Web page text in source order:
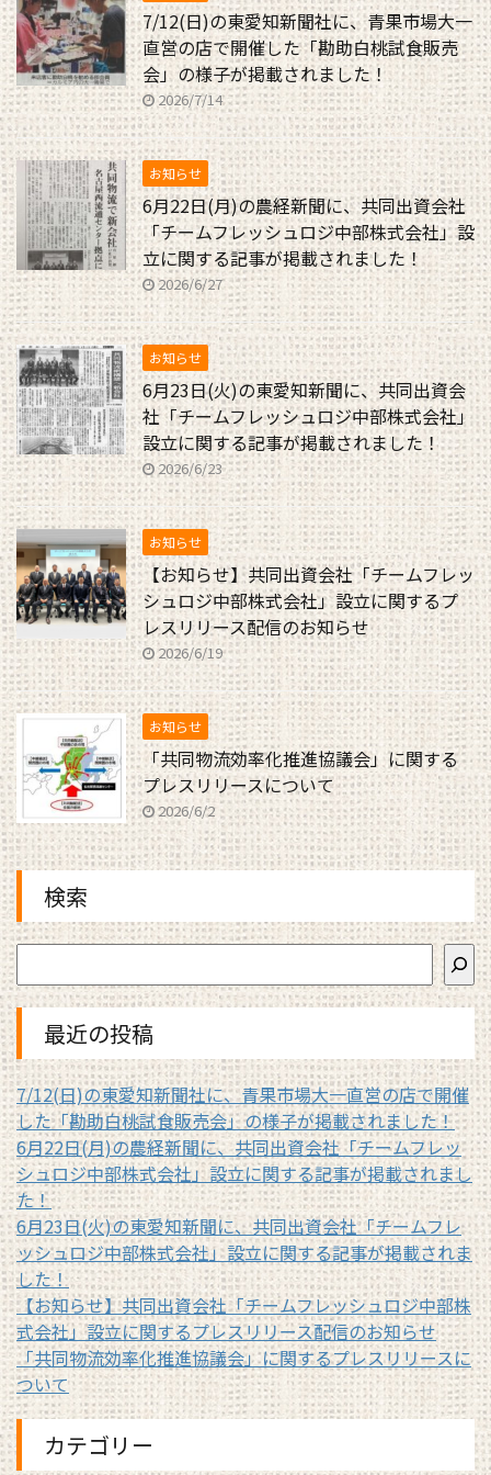
7/12(日)の東愛知新聞社に、青果市場大一
直営の店で開催した「勘助白桃試食販売
会」の様子が掲載されました！
2026/7/14
お知らせ
6月22日(月)の農経新聞に、共同出資会社
「チームフレッシュロジ中部株式会社」設
立に関する記事が掲載されました！
2026/6/27
お知らせ
6月23日(火)の東愛知新聞に、共同出資会
社「チームフレッシュロジ中部株式会社」
設立に関する記事が掲載されました！
2026/6/23
お知らせ
【お知らせ】共同出資会社「チームフレッ
シュロジ中部株式会社」設立に関するプ
レスリリース配信のお知らせ
2026/6/19
お知らせ
「共同物流効率化推進協議会」に関する
プレスリリースについて
2026/6/2
検索
最近の投稿
7/12(日)の東愛知新聞社に、青果市場大一直営の店で開催
した「勘助白桃試食販売会」の様子が掲載されました！
6月22日(月)の農経新聞に、共同出資会社「チームフレッ
シュロジ中部株式会社」設立に関する記事が掲載されまし
た！
6月23日(火)の東愛知新聞に、共同出資会社「チームフレ
ッシュロジ中部株式会社」設立に関する記事が掲載されま
した！
【お知らせ】共同出資会社「チームフレッシュロジ中部株
式会社」設立に関するプレスリリース配信のお知らせ
「共同物流効率化推進協議会」に関するプレスリリースに
ついて
カテゴリー